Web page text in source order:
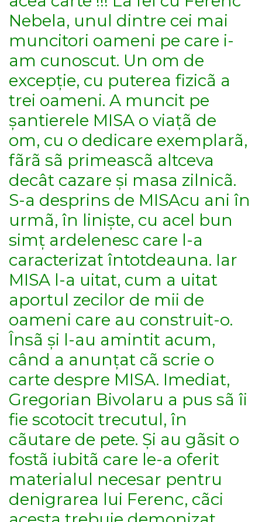
Nebela, unul dintre cei mai
muncitori oameni pe care i-
am cunoscut. Un om de
excepție, cu puterea fizicã a
trei oameni. A muncit pe
șantierele MISA o viațã de
om, cu o dedicare exemplarã,
fãrã sã primeascã altceva
decât cazare și masa zilnicã.
S-a desprins de MISAcu ani în
urmã, în liniște, cu acel bun
simț ardelenesc care l-a
caracterizat întotdeauna. Iar
MISA l-a uitat, cum a uitat
aportul zecilor de mii de
oameni care au construit-o.
Însã și l-au amintit acum,
când a anunțat cã scrie o
carte despre MISA. Imediat,
Gregorian Bivolaru a pus sã îi
fie scotocit trecutul, în
cãutare de pete. Și au gãsit o
fostã iubitã care le-a oferit
materialul necesar pentru
denigrarea lui Ferenc, cãci